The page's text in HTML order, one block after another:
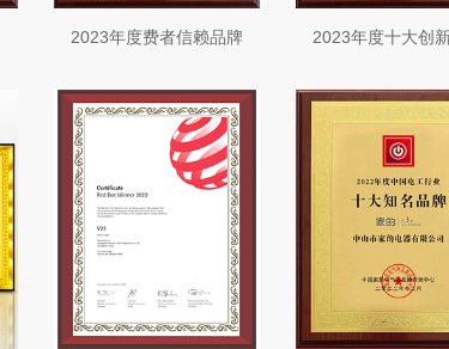
2023年度费者信赖品牌 2023年度十大创